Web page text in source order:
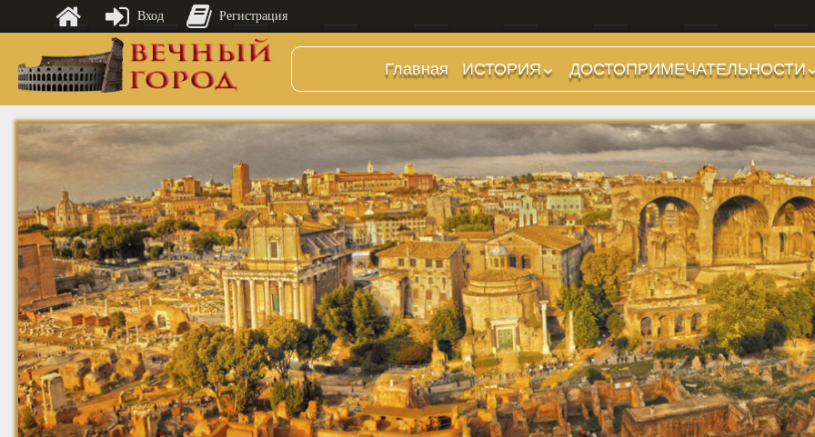
Главная
ИСТОРИЯ
Предыстория
Царский период
(753-509 гг до н.э.)
Ранняя Республика
(509-265 гг до н.э.)
Поздняя Республика
(264-27 гг до н.э.)
Империя. Принципат
(27 г до н.э. — 284 г
н.э.)
Империя. Доминат
(284-476 гг)
Темные Века. Готы
Темные Века.
Экзархат
Средневековье
ДОСТОПРИМЕЧАТЕЛЬНОСТИ
Холмы и остров.
Районы
Форумы, Площади,
Дороги
Стадионы, Термы
Музеи
Дохристианские
храмы
Христианские храмы,
базилики etc.
Дворцы
Арки, колонны и
обелиски
Фонтаны
Вход Регистрация